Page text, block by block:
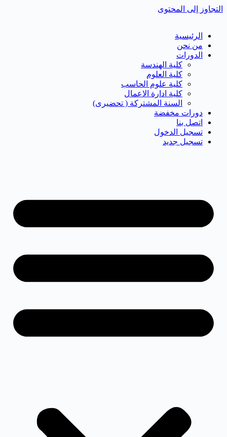
التجاوز إلى المحتوى
الرئيسية
من نحن
الدورات
كلية الهندسة
كلية العلوم
كلية علوم الحاسب
كلية ادارة الاعمال
السنة المشتركة ( تحضيرى)
دورات مخفضة
اتصل بنا
تسجيل الدخول
تسجيل جديد